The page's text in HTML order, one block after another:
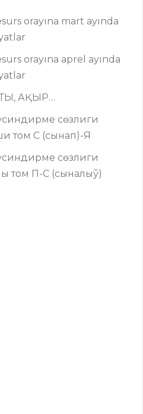
оrayına mart ayında
оrayına aprel ayında
АҚЫР…
сөзлиги
том C (сынап)-Я
сөзлиги
том П-C (сыналыў)